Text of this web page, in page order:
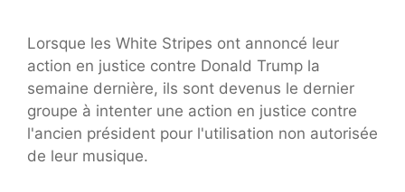
Lorsque les White Stripes ont annoncé leur
action en justice contre Donald Trump la
semaine dernière, ils sont devenus le dernier
groupe à intenter une action en justice contre
l'ancien président pour l'utilisation non autorisée
de leur musique.